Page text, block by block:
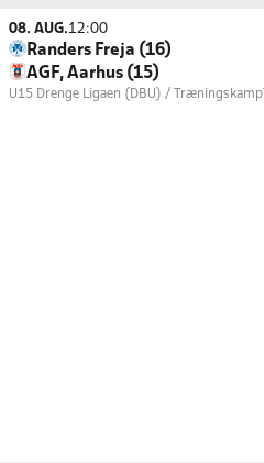
08. AUG.12:00
Randers Freja (16)
AGF, Aarhus (15)
U15 Drenge Ligaen (DBU) / Træningskamp